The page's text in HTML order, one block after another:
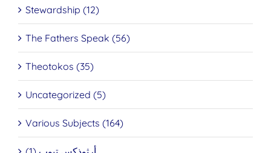
Stewardship (12)
The Fathers Speak (56)
Theotokos (35)
Uncategorized (5)
Various Subjects (164)